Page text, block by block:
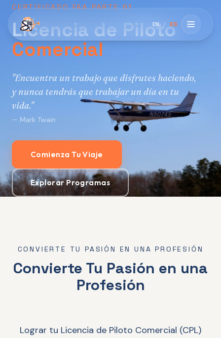
Skip to main content
EN / ES
Abrir
CERTIFICADO FAA PARTE 61
Licencia de Piloto
Comercial
"Encuentra un trabajo que disfrutes haciendo,
y nunca tendrás que trabajar un día en tu
vida."
— Mark Twain
Comienza Tu Viaje
Explorar Programas
CONVIERTE TU PASIÓN EN UNA PROFESIÓN
Convierte Tu Pasión en una
Profesión
Lograr tu Licencia de Piloto Comercial (CPL)